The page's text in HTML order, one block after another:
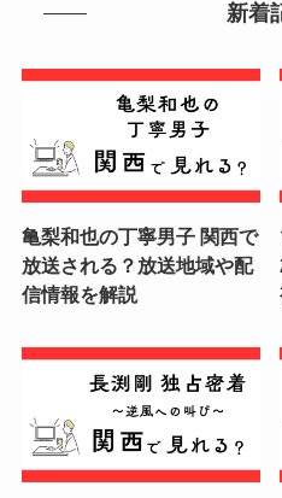
新着
亀梨和也の丁寧男子 関西で
放送される？放送地域や配
信情報を解説